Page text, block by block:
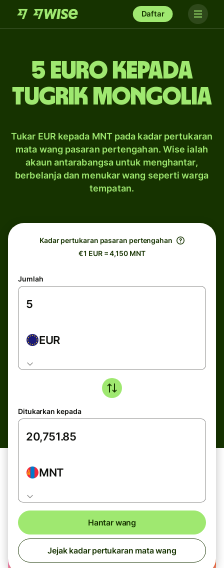
Daftar
5 Euro kepada
tugrik Mongolia
Tukar EUR kepada MNT pada kadar pertukaran
mata wang pasaran pertengahan. Wise ialah
akaun antarabangsa untuk menghantar,
berbelanja dan menukar wang seperti warga
tempatan.
Kadar pertukaran pasaran pertengahan
€1 EUR = 4,150 MNT
Jumlah
EUR
Ditukarkan kepada
MNT
Hantar wang
Jejak kadar pertukaran mata wang